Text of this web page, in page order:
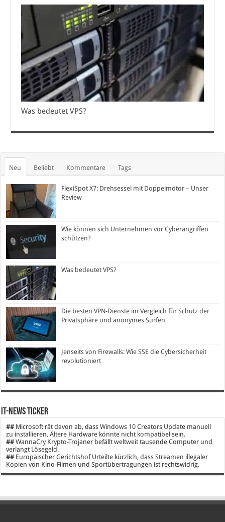
Was bedeutet VPS?
Neu Beliebt Kommentare Tags
FlexiSpot X7: Drehsessel mit Doppelmotor – Unser
Review
Wie können sich Unternehmen vor Cyberangriffen
schützen?
Was bedeutet VPS?
Die besten VPN-Dienste im Vergleich für Schutz der
Privatsphäre und anonymes Surfen
Jenseits von Firewalls: Wie SSE die Cybersicherheit
revolutioniert
IT-News Ticker
## Microsoft rät davon ab, dass Windows 10 Creators Update manuell
zu installieren. Ältere Hardware könnte nicht kompatibel sein.
## WannaCry Krypto-Trojaner befällt weltweit tausende Computer und
verlangt Lösegeld.
## Europäischer Gerichtshof Urteilte kürzlich, dass Streamen illegaler
Kopien von Kino-Filmen und Sportübertragungen ist rechtswidrig.